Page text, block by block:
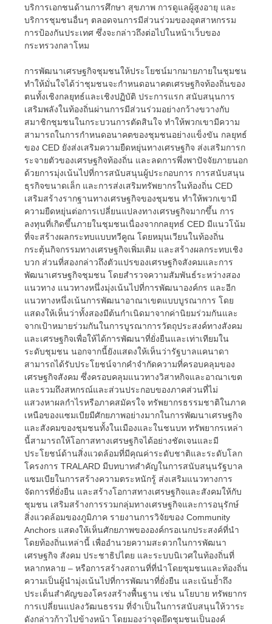
บริการเอกชนด้านการศึกษา สุขภาพ การดูแลผู้สูงอายุ และ
บริการชุมชนอื่นๆ ตลอดจนการมีส่วนร่วมของอุตสาหกรรม
การป้องกันประเทศ ซึ่งจะกล่าวถึงต่อไปในหน้าเว็บของ
กระทรวงกลาโหม
การพัฒนาเศรษฐกิจชุมชนให้ประโยชน์มากมายภายในชุมชน
ทำให้มั่นใจได้ว่าชุมชนจะกำหนดอนาคตเศรษฐกิจท้องถิ่นของ
ตนทั้งเชิงกลยุทธ์และเชิงปฏิบัติ ประการแรก สนับสนุนการ
เสริมพลังในท้องถิ่นผ่านการมีส่วนร่วมอย่างกว้างขวางกับ
สมาชิกชุมชนในกระบวนการตัดสินใจ ทำให้พวกเขามีความ
สามารถในการกำหนดอนาคตของชุมชนอย่างแข็งขัน กลยุทธ์
ของ CED ยังส่งเสริมความยืดหยุ่นทางเศรษฐกิจ ส่งเสริมการก
ระจายตัวของเศรษฐกิจท้องถิ่น และลดการพึ่งพาปัจจัยภายนอก
ด้วยการมุ่งเน้นไปที่การสนับสนุนผู้ประกอบการ การสนับสนุน
ธุรกิจขนาดเล็ก และการส่งเสริมทรัพยากรในท้องถิ่น CED
เสริมสร้างรากฐานทางเศรษฐกิจของชุมชน ทำให้พวกเขามี
ความยืดหยุ่นต่อการเปลี่ยนแปลงทางเศรษฐกิจมากขึ้น การ
ลงทุนที่เกิดขึ้นภายในชุมชนเนื่องจากกลยุทธ์ CED มีแนวโน้ม
ที่จะสร้างผลกระทบแบบทวีคูณ โดยหมุนเวียนในท้องถิ่น
กระตุ้นกิจกรรมทางเศรษฐกิจเพิ่มเติม และสร้างผลกระทบเชิง
บวก ส่วนที่สองกล่าวถึงตัวแปรของเศรษฐกิจสังคมและการ
พัฒนาเศรษฐกิจชุมชน โดยสำรวจความสัมพันธ์ระหว่างสอง
แนวทาง แนวทางหนึ่งมุ่งเน้นไปที่การพัฒนาองค์กร และอีก
แนวทางหนึ่งเน้นการพัฒนาอาณาเขตแบบบูรณาการ โดย
แสดงให้เห็นว่าทั้งสองมีต้นกำเนิดมาจากค่านิยมร่วมกันและ
จากเป้าหมายร่วมกันในการบูรณาการวัตถุประสงค์ทางสังคม
และเศรษฐกิจเพื่อให้ได้การพัฒนาที่ยั่งยืนและเท่าเทียมใน
ระดับชุมชน นอกจากนี้ยังแสดงให้เห็นว่ารัฐบาลแคนาดา
สามารถได้รับประโยชน์จากคำจำกัดความที่ครอบคลุมของ
เศรษฐกิจสังคม ซึ่งครอบคลุมแนวทางวิสาหกิจและอาณาเขต
และรวมถึงสหกรณ์และส่วนประกอบของภาคส่วนที่ไม่
แสวงหาผลกำไรหรือภาคสมัครใจ ทรัพยากรธรรมชาติในภาค
เหนือของแซมเบียมีศักยภาพอย่างมากในการพัฒนาเศรษฐกิจ
และสังคมของชุมชนทั้งในเมืองและในชนบท ทรัพยากรเหล่า
นี้สามารถให้โอกาสทางเศรษฐกิจได้อย่างชัดเจนและมี
ประโยชน์ด้านสิ่งแวดล้อมที่มีคุณค่าระดับชาติและระดับโลก
โครงการ TRALARD มีบทบาทสำคัญในการสนับสนุนรัฐบาล
แซมเบียในการสร้างความตระหนักรู้ ส่งเสริมแนวทางการ
จัดการที่ยั่งยืน และสร้างโอกาสทางเศรษฐกิจและสังคมให้กับ
ชุมชน เสริมสร้างการรวมกลุ่มทางเศรษฐกิจและการอนุรักษ์
สิ่งแวดล้อมของภูมิภาค รายงานการวิจัยของ Community
Anchors แสดงให้เห็นศักยภาพขององค์กรอเนกประสงค์ที่นำ
โดยท้องถิ่นเหล่านี้ เพื่ออำนวยความสะดวกในการพัฒนา
เศรษฐกิจ สังคม ประชาธิปไตย และระบบนิเวศในท้องถิ่นที่
หลากหลาย – หรือการสร้างสถานที่ที่นำโดยชุมชนและท้องถิ่น
ความเป็นผู้นำมุ่งเน้นไปที่การพัฒนาที่ยั่งยืน และเน้นย้ำถึง
ประเด็นสำคัญของโครงสร้างพื้นฐาน เช่น นโยบาย ทรัพยากร
การเปลี่ยนแปลงวัฒนธรรม ที่จำเป็นในการสนับสนุนให้วาระ
ดังกล่าวก้าวไปข้างหน้า โดยมองว่าจุดยึดชุมชนเป็นองค์